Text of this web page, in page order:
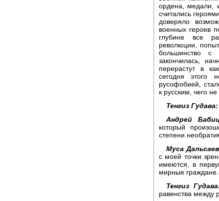
ордена, медали,
считались
доверяло
военных героев
глубине все
революции,
большинство
закончилась,
перерастут в
сегодня
русофобией,
к русским, чего
Тенгиз Гудава:
Андрей
который
степени
Муса
с моей точки
имеются, в
мирные граждане.
Тенгиз
равенства между